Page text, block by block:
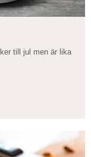
till jul men är lika